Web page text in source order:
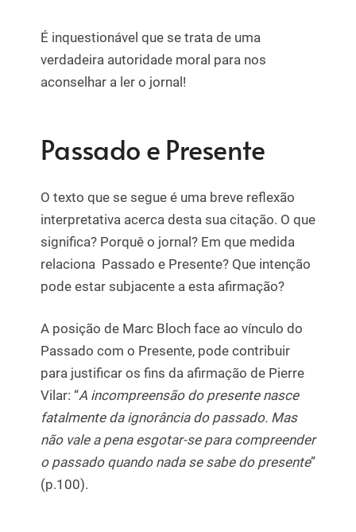
É inquestionável que se trata de uma
verdadeira autoridade moral para nos
aconselhar a ler o jornal!
Passado e Presente
O texto que se segue é uma breve reflexão
interpretativa acerca desta sua citação. O que
significa? Porquê o jornal? Em que medida
relaciona Passado e Presente? Que intenção
pode estar subjacente a esta afirmação?
A posição de Marc Bloch face ao vínculo do
Passado com o Presente, pode contribuir
para justificar os fins da afirmação de Pierre
Vilar: “A incompreensão do presente nasce
fatalmente da ignorância do passado. Mas
não vale a pena esgotar-se para compreender
o passado quando nada se sabe do presente”
(p.100).